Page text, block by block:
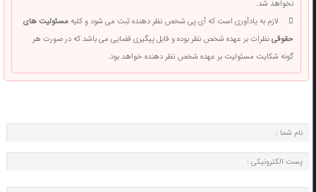
نخواهد شد.
لازم به یادآوری است که آی پی شخص نظر دهنده ثبت می شود و کلیهمسئولیت های
حقوقینظرات بر عهده شخص نظر بوده و قابل پیگیری قضایی می باشد که در صورت هر
گونه شکایت مسئولیت بر عهده شخص نظر دهنده خواهد بود.